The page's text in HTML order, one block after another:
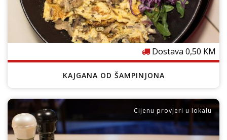
Dostava 0,50 KM
KAJGANA OD ŠAMPINJONA
Cijenu provjeri u lokalu